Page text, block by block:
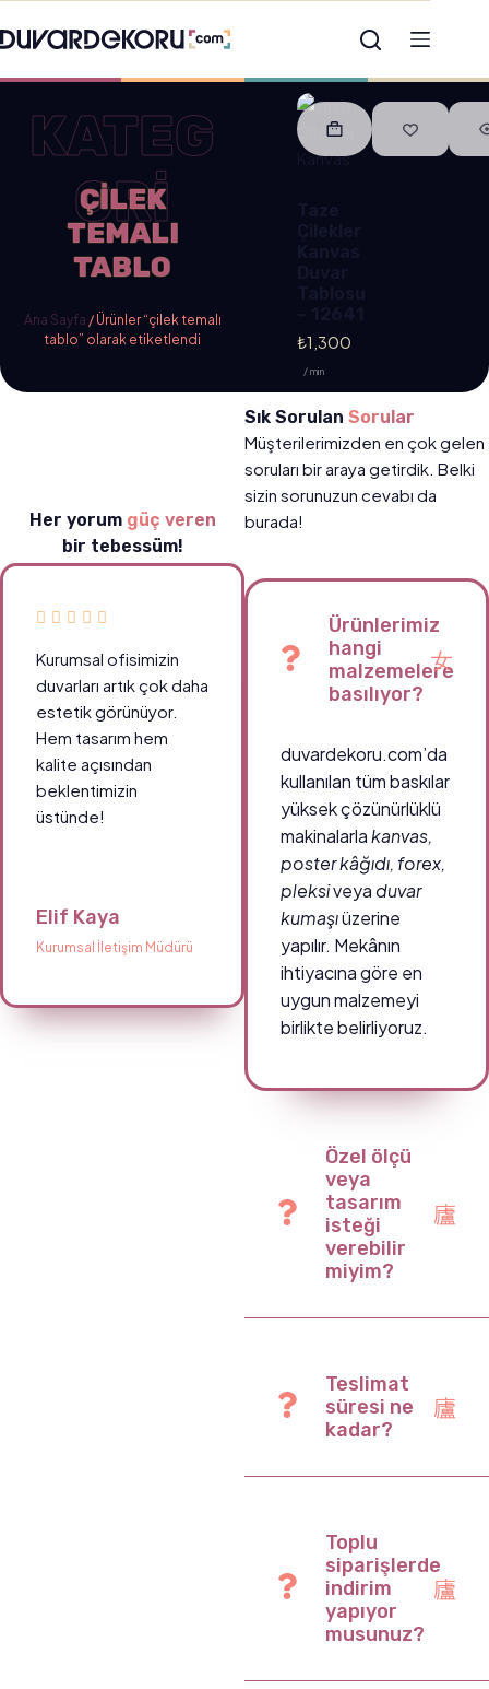
KATEG
ORİ
ÇILEK
TEMALI
TABLO
Ana Sayfa / Ürünler “çilek temalı
tablo” olarak etiketlendi
₺1,300
/ min
Her yorum güç veren
bir tebessüm!
Kurumsal ofisimizin
duvarları artık çok daha
estetik görünüyor.
Hem tasarım hem
kalite açısından
beklentimizin
üstünde!
Elif Kaya
Kurumsal İletişim Müdürü
Sık Sorulan Sorular
Müşterilerimizden en çok gelen
soruları bir araya getirdik. Belki
sizin sorunuzun cevabı da
burada!
Ürünlerimiz
hangi
malzemelere
basılıyor?
duvardekoru.com’da
kullanılan tüm baskılar
yüksek çözünürlüklü
makinalarlakanvas,
poster kâğıdı, forex,
pleksiveya duvar
kumaşıüzerine
yapılır. Mekânın
ihtiyacına göre en
uygun malzemeyi
birlikte belirliyoruz.
Özel ölçü
veya
tasarım
isteği
verebilir
miyim?
Teslimat
süresi ne
kadar?
Toplu
siparişlerde
indirim
yapıyor
musunuz?